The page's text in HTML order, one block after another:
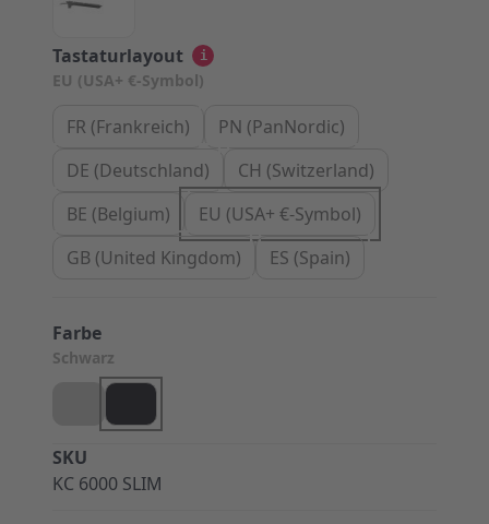
SKU
KC 6000 SLIM
Tastaturlayout
EU (USA+ €-Symbol)
i
FR (Frankreich)
PN (PanNordic)
DE (Deutschland)
CH (Switzerland)
BE (Belgium)
EU (USA+ €-Symbol)
GB (United Kingdom)
ES (Spain)
Farbe
Schwarz